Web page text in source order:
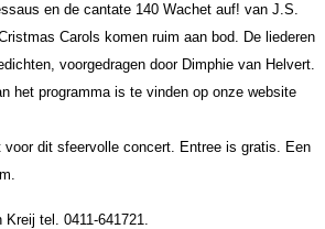
en de cantate 140 Wachet auf! van J.S.
Carols komen ruim aan bod. De liederen
voorgedragen door Dimphie van Helvert.
het programma is te vinden op onze website
voor dit sfeervolle concert. Entree is gratis. Een
tel. 0411-641721.